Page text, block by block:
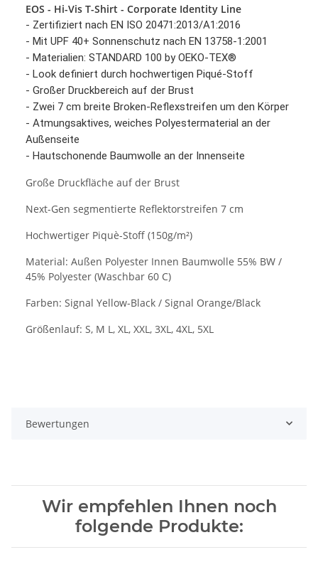
EOS - Hi-Vis T-Shirt - Corporate Identity Line
- Zertifiziert nach EN ISO 20471:2013/A1:2016
- Mit UPF 40+ Sonnenschutz nach EN 13758-1:2001
- Materialien: STANDARD 100 by OEKO-TEX®
- Look definiert durch hochwertigen Piqué-Stoff
- Großer Druckbereich auf der Brust
- Zwei 7 cm breite Broken-Reflexstreifen um den Körper
- Atmungsaktives, weiches Polyestermaterial an der
Außenseite
- Hautschonende Baumwolle an der Innenseite
Große Druckfläche auf der Brust
Next-Gen segmentierte Reflektorstreifen 7 cm
Hochwertiger Piquè-Stoff (150g/m²)
Material: Außen Polyester Innen Baumwolle 55% BW /
45% Polyester (Waschbar 60 C)
Farben: Signal Yellow-Black / Signal Orange/Black
Größenlauf: S, M L, XL, XXL, 3XL, 4XL, 5XL
Bewertungen
Wir empfehlen Ihnen noch
folgende Produkte: